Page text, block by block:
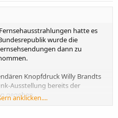
hatte es
wurde die
dann zu
Knopfdruck Willy Brandts
Ausstellung bereits der
gegeben.
anklicken....